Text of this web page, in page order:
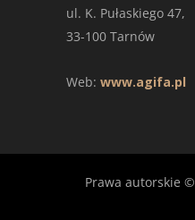
ul. K. Pułaskiego 47,
33-100 Tarnów
Web: www.agifa.pl
Prawa autorskie ©